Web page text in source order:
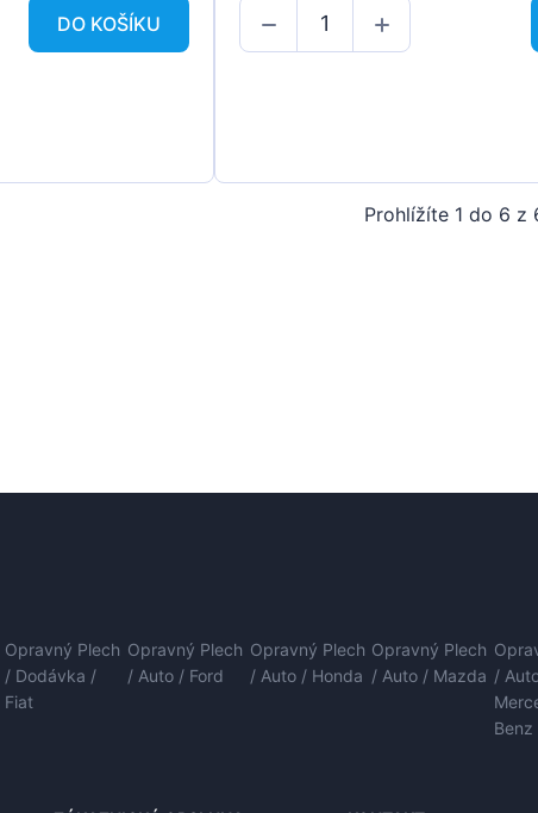
DO KOŠÍKU
Prohlížíte 1 do 6 z
Opravný Plech
/ Dodávka /
Fiat
Opravný Plech
/ Auto / Ford
Opravný Plech
/ Auto / Honda
Opravný Plech
/ Auto / Mazda /
Benz